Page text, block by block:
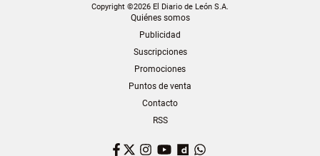
Copyright ©2026 El Diario de León S.A.
Quiénes somos
Publicidad
Suscripciones
Promociones
Puntos de venta
Contacto
RSS
Facebook
TwitterInstagram
YouTubeDailymotion